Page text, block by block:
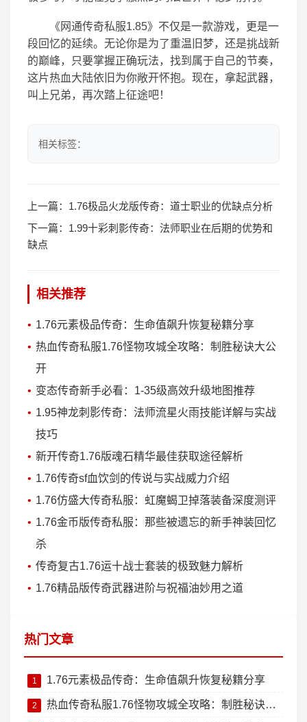
《网通传奇私服1.85》不仅是一款游戏，更是一
段回忆的延续。无论你是为了重温旧梦，还是挑战新
的巅峰，只要掌握正确玩法，找到属于自己的节奏，
这片热血大陆依旧为你敞开怀抱。现在，拿起武器，
叫上兄弟，再次踏上征途吧！
相关标签：
上一篇： 1.76极品火龙版传奇：道士职业的优缺点分析
下一篇： 1.99十彩刺影传奇：法师职业在后期的优势和
缺点
相关推荐
1.76元素极品传奇：生命值飙升恢复秘籍分享
热血传奇私服1.76怪物攻城全攻略：制胜秘诀大公
开
变态传奇新手必看：1-35级高效升级地图推荐
1.95神龙刺影传奇：法师流星火雨技能详解与实战
技巧
新开传奇1.76版魂石精华最佳获取途径解析
1.76传奇sf血饮剑的传说与实战威力介绍
1.76仿盛大传奇私服：虹魔蝎卫掉落装备深度测评
1.76金币版传奇私服：那些被遗忘的新手神装回忆
杀
传奇复古1.76运十战士套装的极致魅力解析
1.76精品版传奇武器进阶与祝福油妙用之道
热门文章
1 1.76元素极品传奇：生命值飙升恢复秘籍分享
2 热血传奇私服1.76怪物攻城全攻略：制胜秘诀大公开